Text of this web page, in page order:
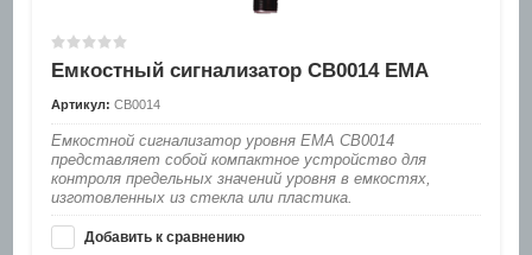
Емкостный сигнализатор CB0014 EMA
Артикул: CB0014
Емкостной сигнализатор уровня EMA CB0014
представляет собой компактное устройство для
контроля предельных значений уровня в емкостях,
изготовленных из стекла или пластика.
Добавить к сравнению